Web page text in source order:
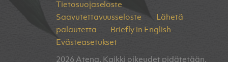
Tietosuojaseloste
Saavutettavuusseloste
Lähetä
palautetta
Briefly in English
Evästeasetukset
2026 Atena. Kaikki oikeudet pidätetään.